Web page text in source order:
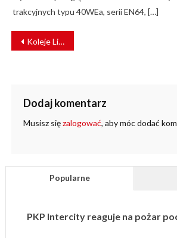
trakcyjnych typu 40WEa, serii EN64, […]
NAWIGACJA
WPISU
Koleje Litewskie ogłoszą nowy przetarg na budowę odcinka Rail Baltica – Palemonas-Rokai
Dodaj komentarz
Musisz sięzalogować, aby móc dodać
Popularne
PKP Intercity reaguje na pożar